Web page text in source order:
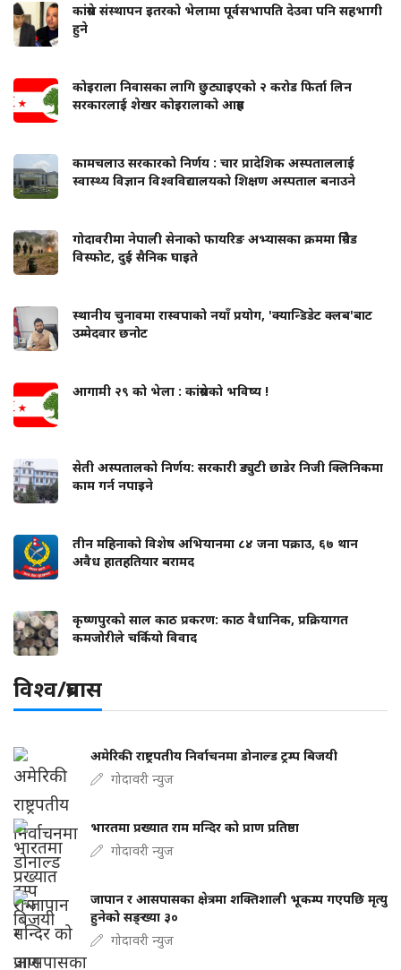
कांग्रेस संस्थापन इतरको भेलामा पूर्वसभापति देउवा पनि सहभागी
हुने
कोइराला निवासका लागि छुट्याइएको २ करोड फिर्ता लिन
सरकारलाई शेखर कोइरालाको आग्रह
कामचलाउ सरकारको निर्णय : चार प्रादेशिक अस्पताललाई
स्वास्थ्य विज्ञान विश्वविद्यालयको शिक्षण अस्पताल बनाउने
गोदावरीमा नेपाली सेनाको फायरिङ अभ्यासका क्रममा ग्रिनेड
विस्फोट, दुई सैनिक घाइते
स्थानीय चुनावमा रास्वपाको नयाँ प्रयोग, 'क्यान्डिडेट क्लब'बाट
उम्मेदवार छनोट
आगामी २९ को भेला : कांग्रेसको भविष्य !
सेती अस्पतालको निर्णय: सरकारी ड्युटी छाडेर निजी क्लिनिकमा
काम गर्न नपाइने
तीन महिनाको विशेष अभियानमा ८४ जना पक्राउ, ६७ थान
अवैध हातहतियार बरामद
कृष्णपुरको साल काठ प्रकरण: काठ वैधानिक, प्रक्रियागत
कमजोरीले चर्कियो विवाद
विश्व/प्रबास
अमेरिकी राष्ट्रपतीय निर्वाचनमा डोनाल्ड ट्रम्प बिजयी
गोदावरी न्युज
भारतमा प्रख्यात राम मन्दिर को प्राण प्रतिष्ठा
गोदावरी न्युज
जापान र आसपासका क्षेत्रमा शक्तिशाली भूकम्प गएपछि मृत्यु
हुनेको सङ्ख्या ३०
गोदावरी न्युज